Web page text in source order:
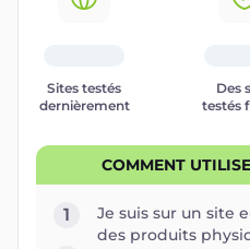
Sites testés
dernièrement
Des
testés
COMMENT
1
Je suis sur un site
des produits